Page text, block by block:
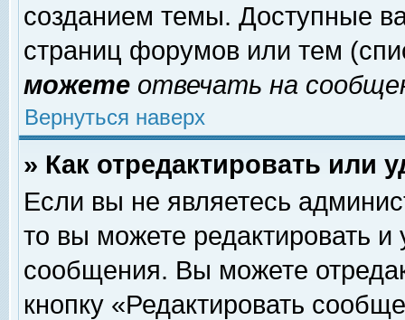
созданием темы. Доступные
страниц форумов или тем
можете отвечать на
Вернуться наверх
» Как отредактировать или
Если вы не являетесь
то вы можете редактировать и
сообщения. Вы можете
кнопку «Редактировать